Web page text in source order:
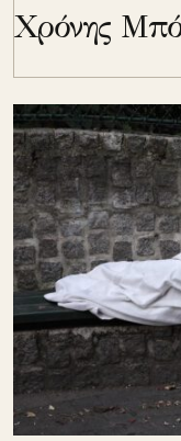
Χρόνης